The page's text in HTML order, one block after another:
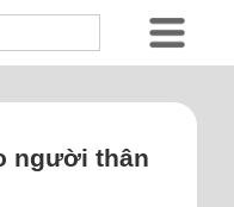
người thân